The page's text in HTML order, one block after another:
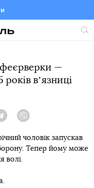
Twitter
феєрверки —
вʼязниці
TelegramViber
чоловік запускав
Тепер йому може
волі.